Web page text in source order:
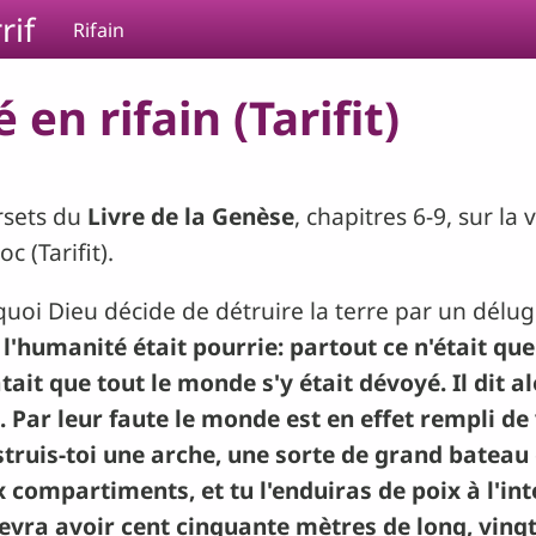
Rifain
en rifain (Tarifit)
du Livre de la Genèse, chapitres 6-9, sur la
(Tarifit).
Dieu décide de détruire la terre par un
l'humanité était pourrie: partout ce n'était
que tout le monde s'y était dévoyé. Il dit
leur faute le monde est en effet rempli de
toi une arche, une sorte de grand bateau
compartiments, et tu l'enduiras de poix à
avoir cent cinquante mètres de long,